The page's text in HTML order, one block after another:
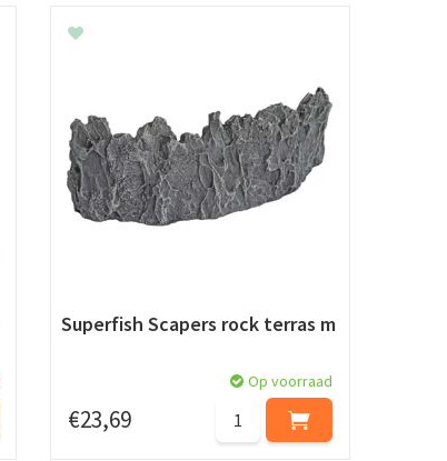
Superfish Scapers rock terras m
€23,69
Op voorraad